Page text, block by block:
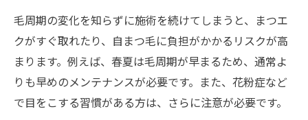
毛周期の変化を知らずに施術を続けてしまうと、まつエ
クがすぐ取れたり、自まつ毛に負担がかかるリスクが高
まります。例えば、春夏は毛周期が早まるため、通常よ
りも早めのメンテナンスが必要です。また、花粉症など
で目をこする習慣がある方は、さらに注意が必要です。